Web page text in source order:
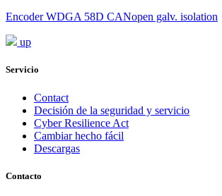
Encoder WDGA 58D CANopen galv. isolation
up
Servicio
Contact
Decisión de la seguridad y servicio
Cyber Resilience Act
Cambiar hecho fácil
Descargas
Contacto